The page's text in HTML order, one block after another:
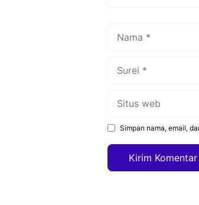
Simpan nama, email,